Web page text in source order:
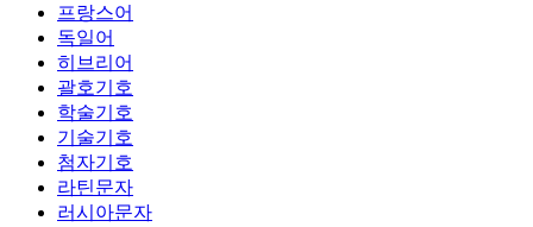
프랑스어
독일어
히브리어
괄호기호
학술기호
기술기호
첨자기호
라틴문자
러시아문자